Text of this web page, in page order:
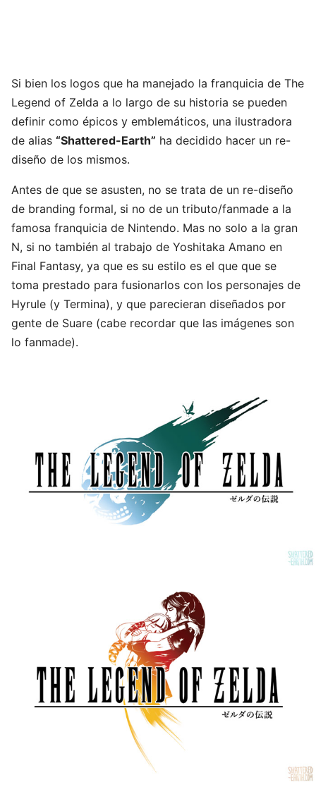
Si bien los logos que ha manejado la franquicia de The
Legend of Zelda a lo largo de su historia se pueden
definir como épicos y emblemáticos, una ilustradora
de alias “Shattered-Earth” ha decidido hacer un re-
diseño de los mismos.
Antes de que se asusten, no se trata de un re-diseño
de branding formal, si no de un tributo/fanmade a la
famosa franquicia de Nintendo. Mas no solo a la gran
N, si no también al trabajo de Yoshitaka Amano en
Final Fantasy, ya que es su estilo es el que que se
toma prestado para fusionarlos con los personajes de
Hyrule (y Termina), y que parecieran diseñados por
gente de Suare (cabe recordar que las imágenes son
lo fanmade).